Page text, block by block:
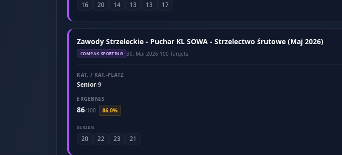
16 20 14 13 13 17
Zawody Strzeleckie - Puchar KL SOWA - Strzelectwo śrutowe (Maj 2026)
COMPAK-SPORTING 30. Mai 2026·100 Targets
KAT. / KAT.-PLATZ
Senior/9
ERGEBNIS
86/100 86.0%
SERIEN
20 22 23 21